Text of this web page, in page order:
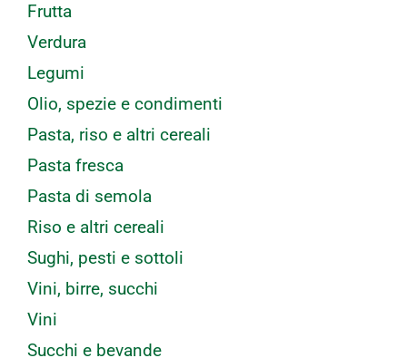
Frutta
Verdura
Legumi
Olio, spezie e condimenti
Pasta, riso e altri cereali
Pasta fresca
Pasta di semola
Riso e altri cereali
Sughi, pesti e sottoli
Vini, birre, succhi
Vini
Succhi e bevande